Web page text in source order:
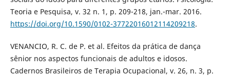
Teoria e Pesquisa, v. 32 n. 1, p. 209-218, jan.-mar. 2016.
https://doi.org/10.1590/0102-37722016012114209218.
VENANCIO, R. C. de P. et al. Efeitos da prática de dança
sênior nos aspectos funcionais de adultos e idosos.
Cadernos Brasileiros de Terapia Ocupacional, v. 26, n. 3, p.